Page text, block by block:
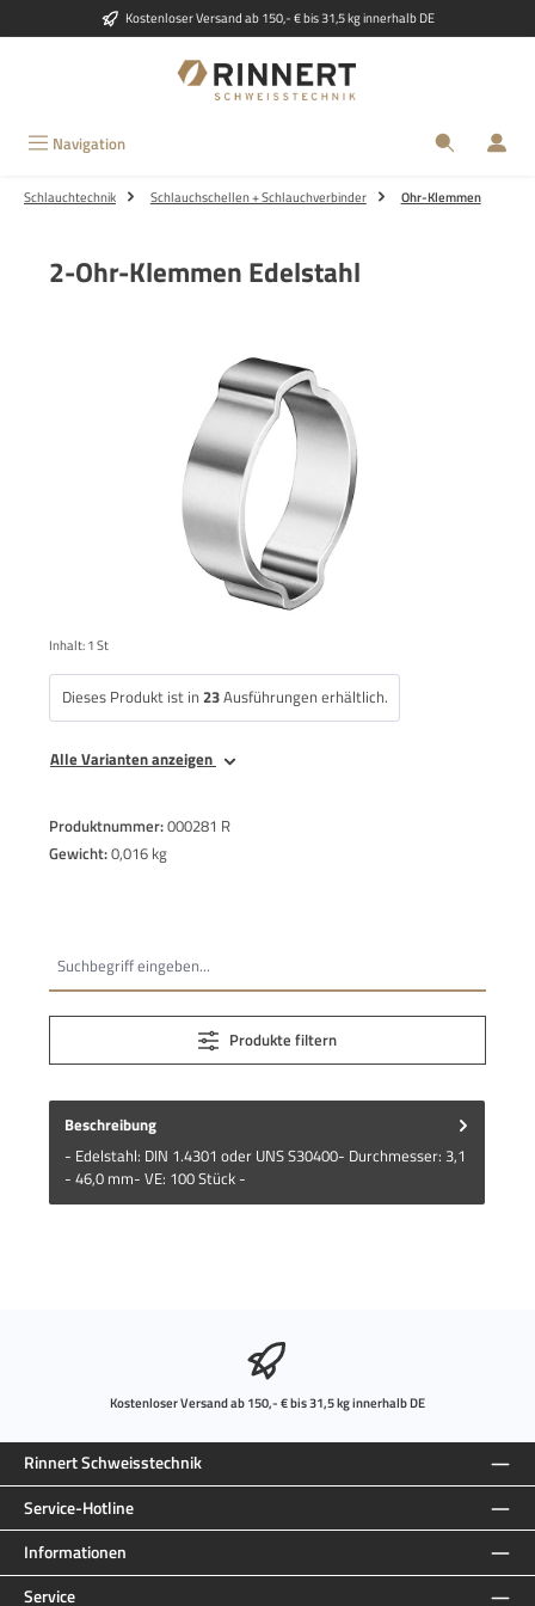
Zum Hauptinhalt springenKostenloser Versand ab 150,- € bis 31,5 kg innerhalb DE
Navigation
Schlauchtechnik Schlauchschellen + Schlauchverbinder Ohr-Klemmen
2-Ohr-Klemmen Edelstahl
Inhalt:1 St
Dieses Produkt ist in 23Ausführungen erhältlich.
Alle Varianten anzeigen
Produktnummer:000281 R
Gewicht:0,016 kg
Produkte filtern
Beschreibung
- Edelstahl: DIN 1.4301 oder UNS S30400- Durchmesser: 3,1
- 46,0 mm- VE: 100 Stück -
Kostenloser Versand ab 150,- € bis 31,5 kg innerhalb DE
Rinnert Schweisstechnik
Service-Hotline
Informationen
Service